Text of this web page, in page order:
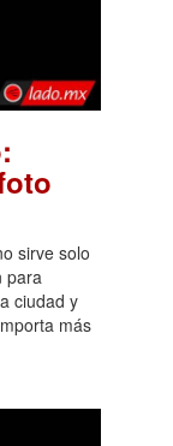
sirve solo
para
ciudad y
más